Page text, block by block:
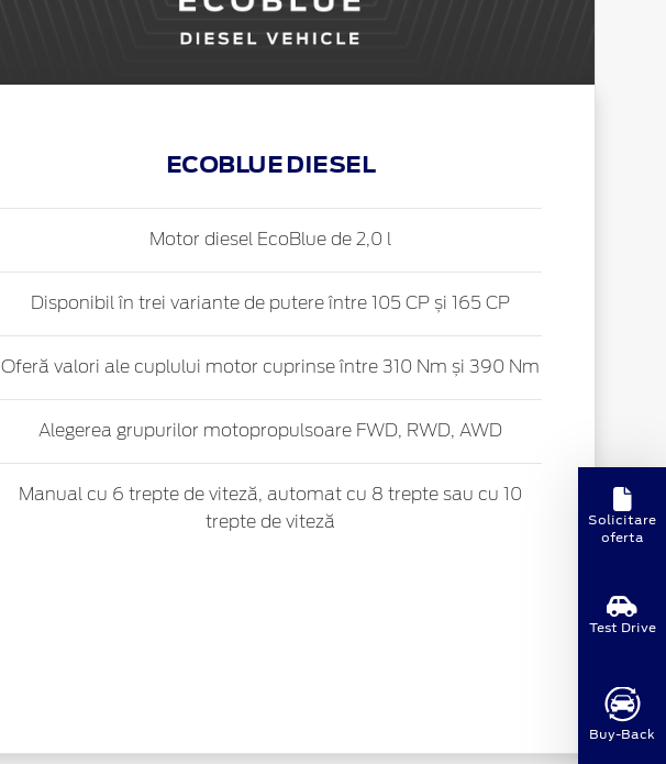
ECOBLUE DIESEL
Motor diesel EcoBlue de 2,0 l
Disponibil în trei variante de putere între 105 CP și 165 CP
Oferă valori ale cuplului motor cuprinse între 310 Nm și 390 Nm
Alegerea grupurilor motopropulsoare FWD, RWD, AWD
Manual cu 6 trepte de viteză, automat cu 8 trepte sau cu 10
trepte de viteză
Solicitare
oferta
Test Drive
Buy-Back